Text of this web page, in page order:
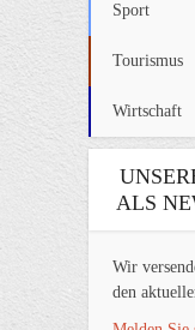
Sport
Tourismus
Wirtschaft
ALS
Wir
den